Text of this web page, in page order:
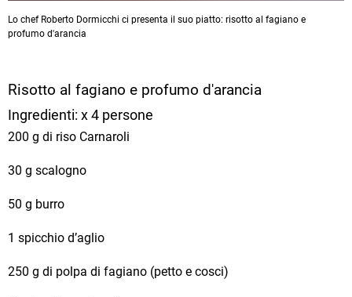
Lo chef Roberto Dormicchi ci presenta il suo piatto: risotto al fagiano e
profumo d'arancia
Risotto al fagiano e profumo d'arancia
Ingredienti: x 4 persone
200 g di riso Carnaroli
30 g scalogno
50 g burro
1 spicchio d’aglio
250 g di polpa di fagiano (petto e cosci)